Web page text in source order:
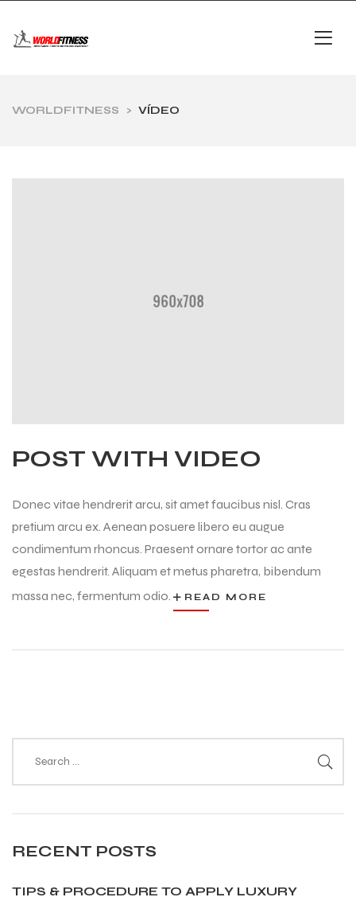
WORLDFITNESS > VÍDEO
POST WITH VIDEO
Donec vitae hendrerit arcu, sit amet faucibus nisl. Cras
pretium arcu ex. Aenean posuere libero eu augue
condimentum rhoncus. Praesent ornare tortor ac ante
egestas hendrerit. Aliquam et metus pharetra, bibendum
massa nec, fermentum odio.
READ MORE
RECENT POSTS
TIPS & PROCEDURE TO APPLY LUXURY